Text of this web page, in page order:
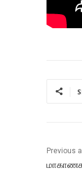
Previous